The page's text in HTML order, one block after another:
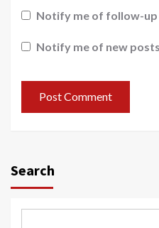
Notify me of follow-up
Notify me of new
Search